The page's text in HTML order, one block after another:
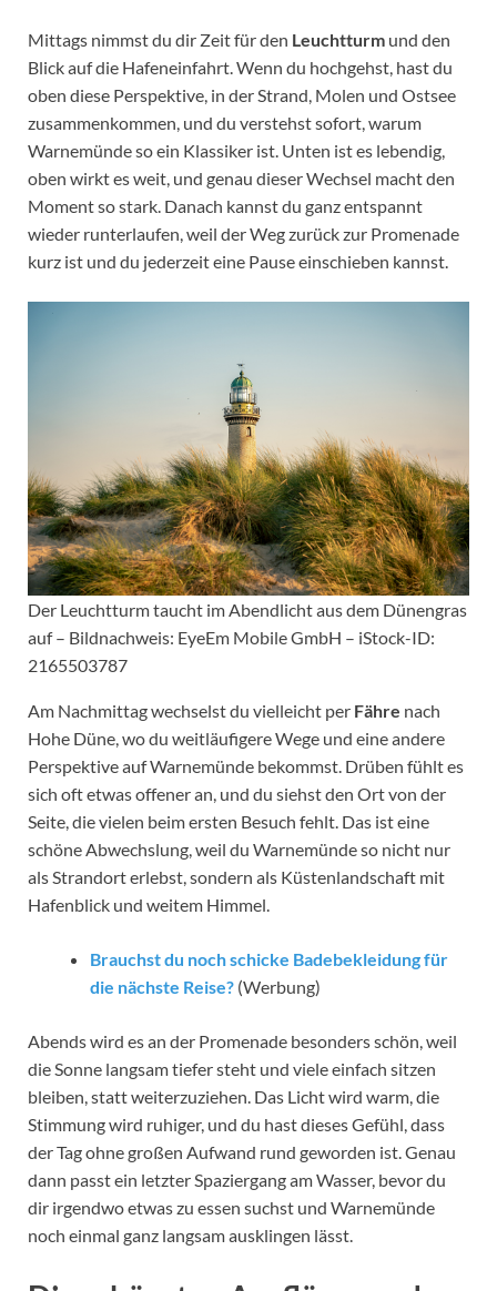
Mittags nimmst du dir Zeit für den Leuchtturm und den
Blick auf die Hafeneinfahrt. Wenn du hochgehst, hast du
oben diese Perspektive, in der Strand, Molen und Ostsee
zusammenkommen, und du verstehst sofort, warum
Warnemünde so ein Klassiker ist. Unten ist es lebendig,
oben wirkt es weit, und genau dieser Wechsel macht den
Moment so stark. Danach kannst du ganz entspannt
wieder runterlaufen, weil der Weg zurück zur Promenade
kurz ist und du jederzeit eine Pause einschieben kannst.
Der Leuchtturm taucht im Abendlicht aus dem Dünengras
auf – Bildnachweis: EyeEm Mobile GmbH – iStock-ID:
2165503787
Am Nachmittag wechselst du vielleicht per Fähre nach
Hohe Düne, wo du weitläufigere Wege und eine andere
Perspektive auf Warnemünde bekommst. Drüben fühlt es
sich oft etwas offener an, und du siehst den Ort von der
Seite, die vielen beim ersten Besuch fehlt. Das ist eine
schöne Abwechslung, weil du Warnemünde so nicht nur
als Strandort erlebst, sondern als Küstenlandschaft mit
Hafenblick und weitem Himmel.
Brauchst du noch schicke Badebekleidung für
die nächste Reise? (Werbung)
Abends wird es an der Promenade besonders schön, weil
die Sonne langsam tiefer steht und viele einfach sitzen
bleiben, statt weiterzuziehen. Das Licht wird warm, die
Stimmung wird ruhiger, und du hast dieses Gefühl, dass
der Tag ohne großen Aufwand rund geworden ist. Genau
dann passt ein letzter Spaziergang am Wasser, bevor du
dir irgendwo etwas zu essen suchst und Warnemünde
noch einmal ganz langsam ausklingen lässt.